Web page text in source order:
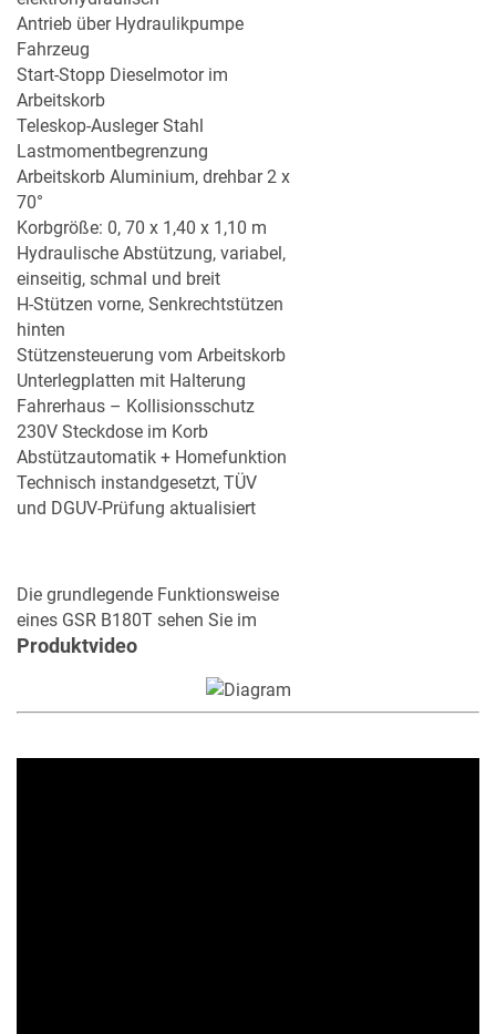
Antrieb über Hydraulikpumpe
Fahrzeug
Start-Stopp Dieselmotor im
Arbeitskorb
Teleskop-Ausleger Stahl
Lastmomentbegrenzung
Arbeitskorb Aluminium, drehbar 2 x
70°
Korbgröße: 0, 70 x 1,40 x 1,10 m
Hydraulische Abstützung, variabel,
einseitig, schmal und breit
H-Stützen vorne, Senkrechtstützen
hinten
Stützensteuerung vom Arbeitskorb
Unterlegplatten mit Halterung
Fahrerhaus – Kollisionsschutz
230V Steckdose im Korb
Abstützautomatik + Homefunktion
Technisch instandgesetzt, TÜV
und DGUV-Prüfung aktualisiert
Die grundlegende Funktionsweise
eines GSR B180T sehen Sie im
Produktvideo